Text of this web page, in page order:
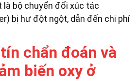
là bộ chuyển đổi xúc tác
bị hư đột ngột, dẫn đến chi phí
chẩn đoán và
biến oxy ở